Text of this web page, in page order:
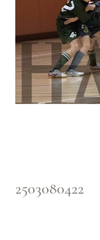
2503080422